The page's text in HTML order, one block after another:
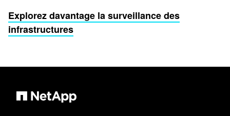
Explorez davantage la surveillance des
infrastructures